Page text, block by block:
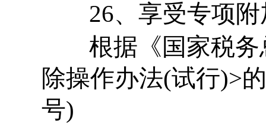
26、享受专项附
根据《国家税务
除操作办法(试行)>
号)